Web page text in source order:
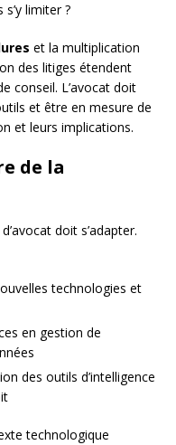
limiter ?
et la multiplication
des litiges étendent
conseil. L’avocat doit
et être en mesure de
et leurs implications.
de la
doit s’adapter.
technologies et
en gestion de
des outils d’intelligence
technologique